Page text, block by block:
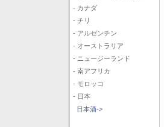
- カナダ
- チリ
- アルゼンチン
- オーストラリア
- ニュージーランド
- 南アフリカ
- モロッコ
- 日本
日本酒->